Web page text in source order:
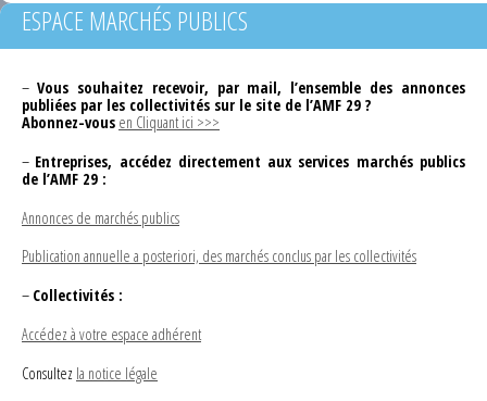
ESPACE MARCHÉS PUBLICS
– Vous souhaitez recevoir, par mail, l’ensemble des annonces
publiées par les collectivités sur le site de l’AMF 29 ?
Abonnez-vous en Cliquant ici >>>
– Entreprises, accédez directement aux services marchés publics
de l’AMF 29 :
Annonces de marchés publics
Publication annuelle a posteriori, des marchés conclus par les collectivités
– Collectivités :
Accédez à votre espace adhérent
Consultez la notice légale